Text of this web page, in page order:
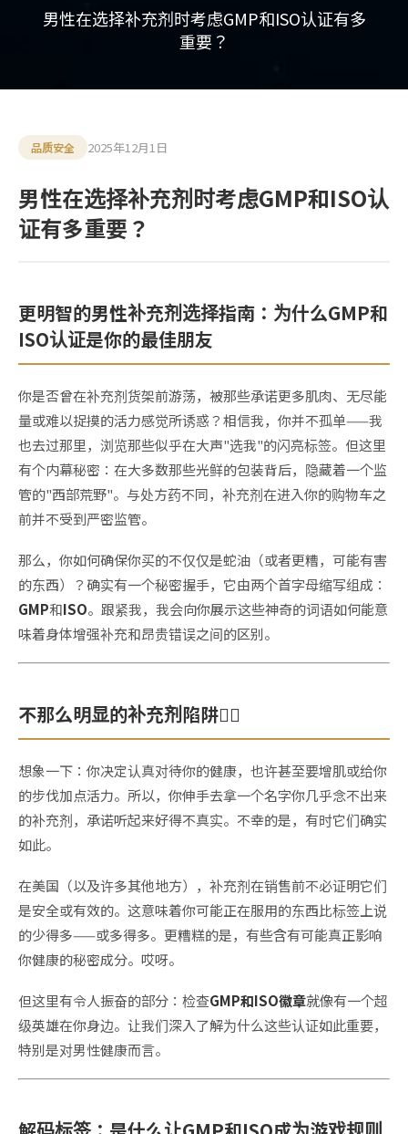
男性在选择补充剂时考虑GMP和ISO认证有多
重要？
品质安全 2025年12月1日
男性在选择补充剂时考虑GMP和ISO认
证有多重要？
更明智的男性补充剂选择指南：为什么GMP和
ISO认证是你的最佳朋友
你是否曾在补充剂货架前游荡，被那些承诺更多肌肉、无尽能
量或难以捉摸的活力感觉所诱惑？相信我，你并不孤单——我
也去过那里，浏览那些似乎在大声"选我"的闪亮标签。但这里
有个内幕秘密：在大多数那些光鲜的包装背后，隐藏着一个监
管的"西部荒野"。与处方药不同，补充剂在进入你的购物车之
前并不受到严密监管。
那么，你如何确保你买的不仅仅是蛇油（或者更糟，可能有害
的东西）？确实有一个秘密握手，它由两个首字母缩写组成：
GMP和ISO。跟紧我，我会向你展示这些神奇的词语如何能意
味着身体增强补充和昂贵错误之间的区别。
不那么明显的补充剂陷阱🕵️‍♂️
想象一下：你决定认真对待你的健康，也许甚至要增肌或给你
的步伐加点活力。所以，你伸手去拿一个名字你几乎念不出来
的补充剂，承诺听起来好得不真实。不幸的是，有时它们确实
如此。
在美国（以及许多其他地方），补充剂在销售前不必证明它们
是安全或有效的。这意味着你可能正在服用的东西比标签上说
的少得多——或多得多。更糟糕的是，有些含有可能真正影响
你健康的秘密成分。哎呀。
但这里有令人振奋的部分：检查GMP和ISO徽章就像有一个超
级英雄在你身边。让我们深入了解为什么这些认证如此重要，
特别是对男性健康而言。